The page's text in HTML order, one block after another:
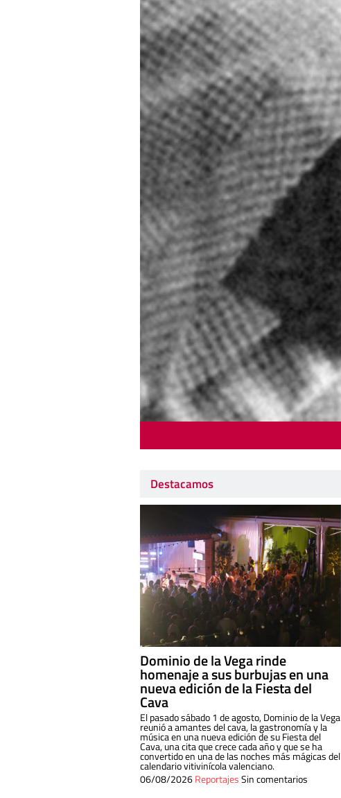
Destacamos
Dominio de la Vega rinde
homenaje a sus burbujas en una
nueva edición de la Fiesta del
Cava
El pasado sábado 1 de agosto, Dominio de la Vega
reunió a amantes del cava, la gastronomía y la
música en una nueva edición de su Fiesta del
Cava, una cita que crece cada año y que se ha
convertido en una de las noches más mágicas del
calendario vitivinícola valenciano.
06/08/2026ReportajesSin comentarios